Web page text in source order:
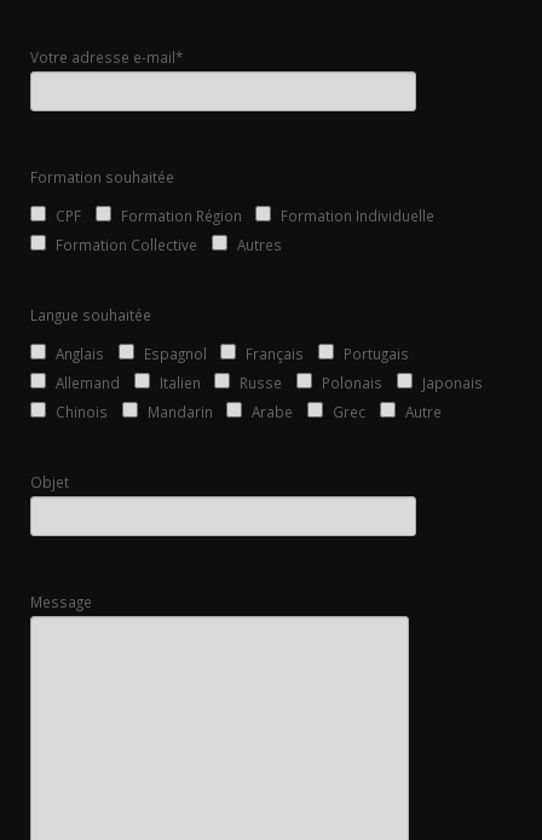
Votre adresse e-mail*
Formation souhaitée
CPF
Formation Région
Formation Individuelle
Formation Collective
Autres
Langue souhaitée
Anglais
Espagnol Français
Portugais
Allemand
Italien Russe Polonais
Japonais
Chinois
Mandarin Arabe Grec Autre
Objet
Message